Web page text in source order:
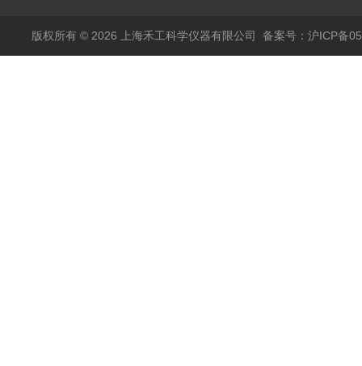
版权所有 © 2026 上海禾工科学仪器有限公司 备案号：沪ICP备